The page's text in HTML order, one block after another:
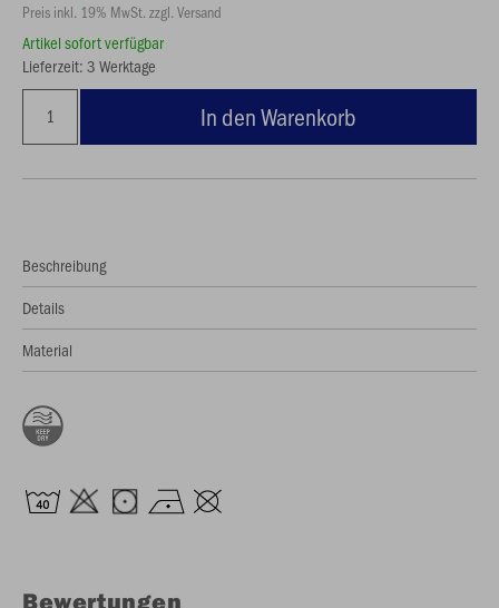
Preis inkl. 19% MwSt. zzgl. Versand
Artikel sofort verfügbar
Lieferzeit: 3 Werktage
In den Warenkorb
Beschreibung
Details
Material
Bewertungen